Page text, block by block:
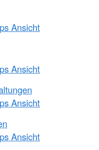
Ansicht
Ansicht
Ansicht
Ansicht